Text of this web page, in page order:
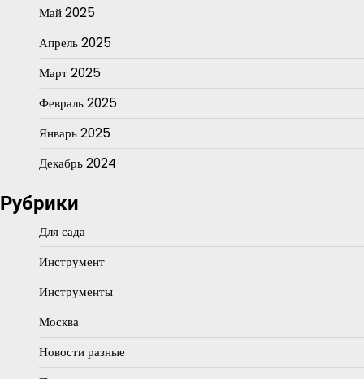
Май 2025
Апрель 2025
Март 2025
Февраль 2025
Январь 2025
Декабрь 2024
Рубрики
Для сада
Инструмент
Инструменты
Москва
Новости разные